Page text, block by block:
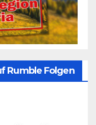
Rumble Folgen